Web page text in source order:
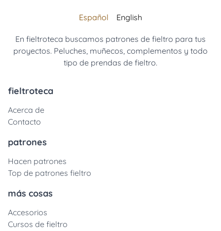
Español English
En fieltroteca buscamos patrones de fieltro para tus
proyectos. Peluches, muñecos, complementos y todo
tipo de prendas de fieltro.
fieltroteca
Acerca de
Contacto
patrones
Hacen patrones
Top de patrones fieltro
más cosas
Accesorios
Cursos de fieltro